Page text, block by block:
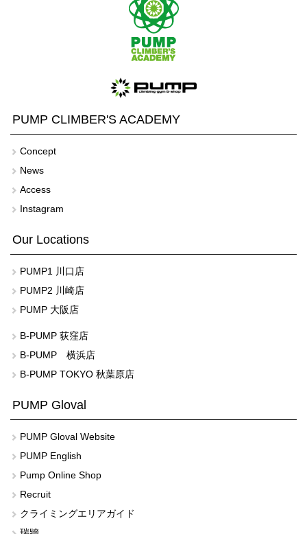
PUMP CLIMBER'S ACADEMY
Concept
News
Access
Instagram
Our Locations
PUMP1 川口店
PUMP2 川崎店
PUMP 大阪店
B-PUMP 荻窪店
B-PUMP 横浜店
B-PUMP TOKYO 秋葉原店
PUMP Gloval
PUMP Gloval Website
PUMP English
Pump Online Shop
Recruit
クライミングエリアガイド